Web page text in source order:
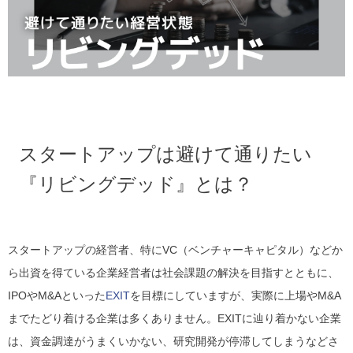
スタートアップは避けて通りたい
『リビングデッド』とは？
スタートアップの経営者、特にVC（ベンチャーキャピタル）などか
ら出資を得ている企業経営者は社会課題の解決を目指すとともに、
IPOやM&AといったEXITを目標にしていますが、実際に上場やM&A
までたどり着ける企業は多くありません。EXITに辿り着かない企業
は、資金調達がうまくいかない、研究開発が停滞してしまうなどさ